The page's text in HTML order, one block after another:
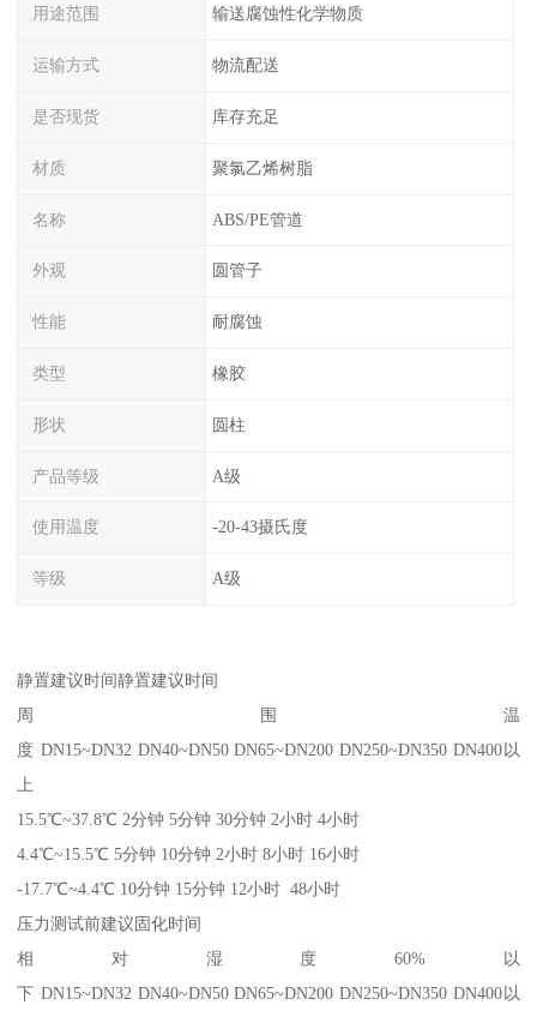
用途范围 输送腐蚀性化学物质
运输方式 物流配送
是否现货 库存充足
材质 聚氯乙烯树脂
名称 ABS/PE管道
外观 圆管子
性能 耐腐蚀
类型 橡胶
形状 圆柱
产品等级 A级
使用温度 -20-43摄氏度
等级 A级
静置建议时间静置建议时间
周围温
度 DN15~DN32 DN40~DN50 DN65~DN200 DN250~DN350 DN400以
上
15.5℃~37.8℃ 2分钟 5分钟 30分钟 2小时 4小时
4.4℃~15.5℃ 5分钟 10分钟 2小时 8小时 16小时
-17.7℃~4.4℃ 10分钟 15分钟 12小时 48小时
压力测试前建议固化时间
相对湿度60%以
下 DN15~DN32 DN40~DN50 DN65~DN200 DN250~DN350 DN400以